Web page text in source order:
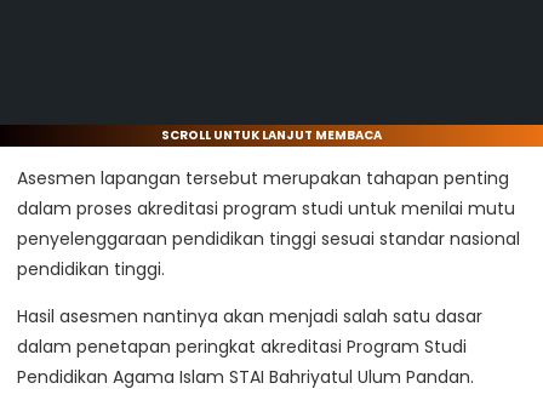
SCROLL UNTUK LANJUT MEMBACA
Asesmen lapangan tersebut merupakan tahapan penting
dalam proses akreditasi program studi untuk menilai mutu
penyelenggaraan pendidikan tinggi sesuai standar nasional
pendidikan tinggi.
Hasil asesmen nantinya akan menjadi salah satu dasar
dalam penetapan peringkat akreditasi Program Studi
Pendidikan Agama Islam STAI Bahriyatul Ulum Pandan.